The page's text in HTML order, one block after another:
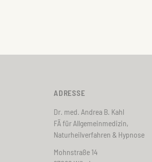
ADRESSE
Dr. med. Andrea B. Kahl
FÄ für Allgemeinmedizin,
Naturheilverfahren & Hypnose
Mohnstraße 14